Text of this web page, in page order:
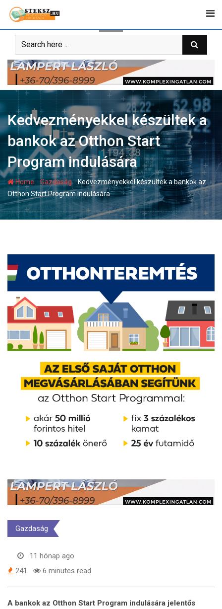
content
Kedvezményekkel készültek a
bankok az Otthon Start
Program indulására
Home-Gazdaság-Kedvezményekkel készültek a bankok az
Otthon Start Program indulására
Gazdaság
11 hónap ago
241
6 minutes read
A bankok az Otthon Start Program indulására jelentős